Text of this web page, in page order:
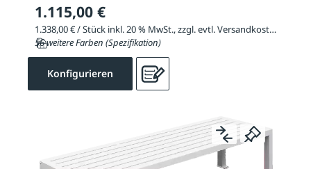
1.115,00 €
1.338,00 € / Stück inkl. 20 % MwSt., zzgl. evtl. Versandkosten
56 weitere Farben (Spezifikation)
Konfigurieren